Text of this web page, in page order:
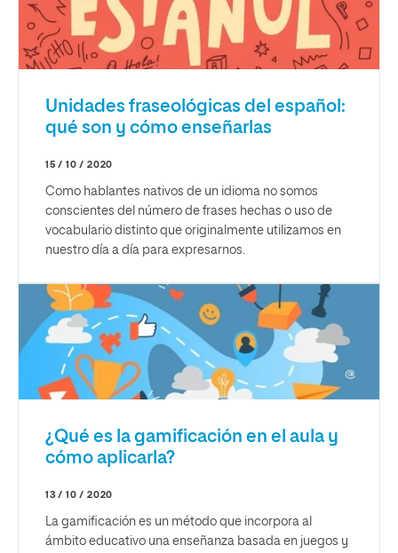
Unidades fraseológicas del español:
qué son y cómo enseñarlas
15 / 10 / 2020
Como hablantes nativos de un idioma no somos
conscientes del número de frases hechas o uso de
vocabulario distinto que originalmente utilizamos en
nuestro día a día para expresarnos.
¿Qué es la gamificación en el aula y
cómo aplicarla?
13 / 10 / 2020
La gamificación es un método que incorpora al
ámbito educativo una enseñanza basada en juegos y